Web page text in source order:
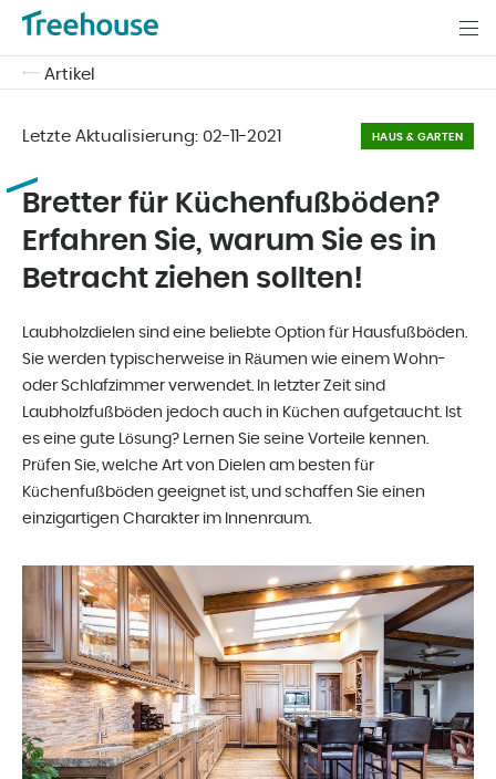
Artikel
Letzte Aktualisierung: 02-11-2021 HAUS & GARTEN
Bretter für Küchenfußböden?
Erfahren Sie, warum Sie es in
Betracht ziehen sollten!
Laubholzdielen sind eine beliebte Option für Hausfußböden.
Sie werden typischerweise in Räumen wie einem Wohn-
oder Schlafzimmer verwendet. In letzter Zeit sind
Laubholzfußböden jedoch auch in Küchen aufgetaucht. Ist
es eine gute Lösung? Lernen Sie seine Vorteile kennen.
Prüfen Sie, welche Art von Dielen am besten für
Küchenfußböden geeignet ist, und schaffen Sie einen
einzigartigen Charakter im Innenraum.